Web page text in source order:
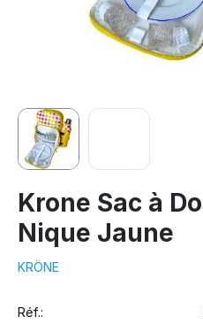
Krone Sac à
Nique Jaune
KRÖNE
Réf.: